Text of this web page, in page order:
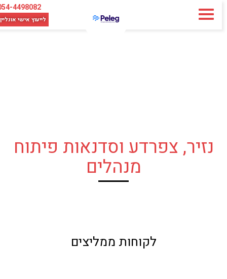
054-4498082
לייעוץ אישיאונליין
נזיר, צפרדע וסדנאות פיתוח
מנהלים
לקוחות ממליצים